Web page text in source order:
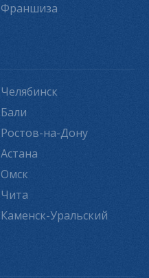
Франшиза
Челябинск
Бали
Ростов-на-Дону
Астана
Омск
Чита
Каменск-Уральский